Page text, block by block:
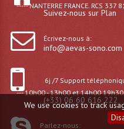
We use cookies to track
----- NANTERRE FRANCE. RCS 337
Suivez-nous sur Plan
Écrivez-nous à:
info@aevas-sono.com
6j /7 Support
--- 10h00 - 13h00 et 14h00
(+33) 06 60 616 222
Parlez-nous: